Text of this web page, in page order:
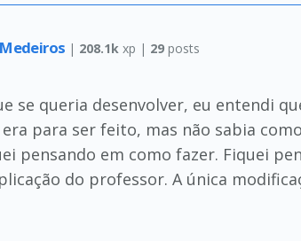
| 208.1k xp | 29posts
se queria desenvolver, eu entendi
para ser feito, mas não sabia
pensando em como fazer. Fiquei
do professor. A única